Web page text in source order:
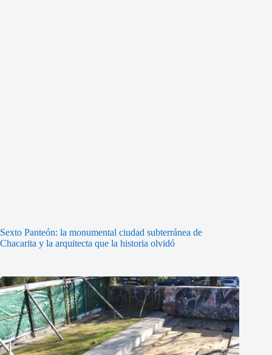
Sexto Panteón: la monumental ciudad subterránea de
Chacarita y la arquitecta que la historia olvidó